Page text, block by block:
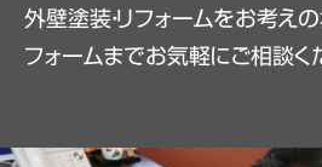
外壁塗装・リフォームをお考え
フォームまでお気軽にご相談く